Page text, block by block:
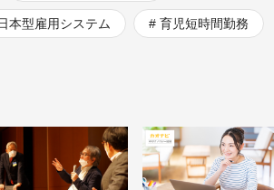
本型雇用システム 育児短時間勤務